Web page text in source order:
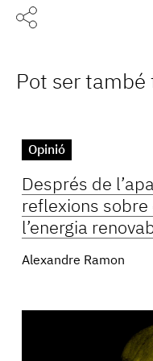
Pot ser també
Opinió
Després de
reflexions
l’energia
Alexandre Ramon